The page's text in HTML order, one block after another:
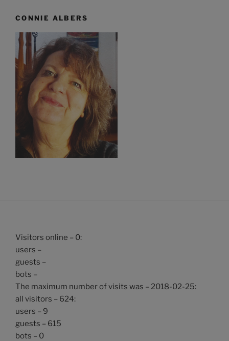
CONNIE ALBERS
Visitors online – 0:
users –
guests –
bots –
The maximum number of visits was – 2018-02-25:
all visitors – 624:
users – 9
guests – 615
bots – 0